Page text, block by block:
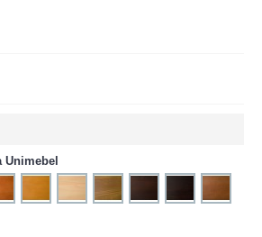
Unimebel